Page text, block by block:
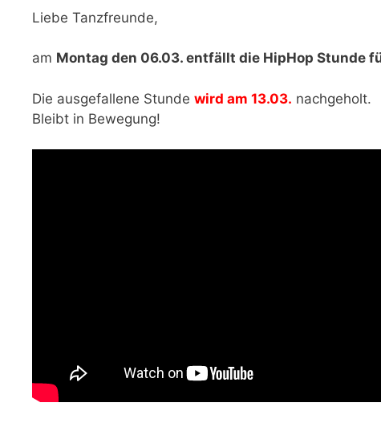
Liebe Tanzfreunde,
am Montag den 06.03. entfällt die HipHop Stunde
Die ausgefallene Stunde wird am 13.03. nachgeholt.
Bleibt in Bewegung!